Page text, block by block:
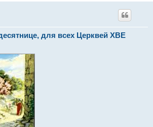
для всех Церквей ХВЕ